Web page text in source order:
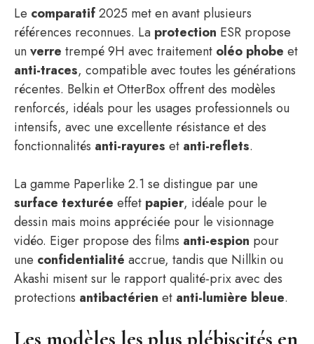
Le comparatif2025 met en avant plusieurs
références reconnues. La protection ESR propose
unverre trempé 9H avec traitement oléo phobe et
anti-traces, compatible avec toutes les générations
récentes. Belkin et OtterBox offrent des modèles
renforcés, idéals pour les usages professionnels ou
intensifs, avec une excellente résistance et des
fonctionnalités anti-rayures et anti-reflets.
La gamme Paperlike 2.1 se distingue par une
surface texturée effet papier, idéale pour le
dessin mais moins appréciée pour le visionnage
vidéo. Eiger propose des films anti-espion pour
une confidentialité accrue, tandis que Nillkin ou
Akashi misent sur le rapport qualité-prix avec des
protections antibactérien et anti-lumière bleue.
Les modèles les plus plébiscités en